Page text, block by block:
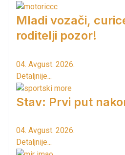
Mladi vozači,
roditelji pozor!
04. Avgust. 2026.
Detaljnije...
Stav: Prvi put
04. Avgust. 2026.
Detaljnije...